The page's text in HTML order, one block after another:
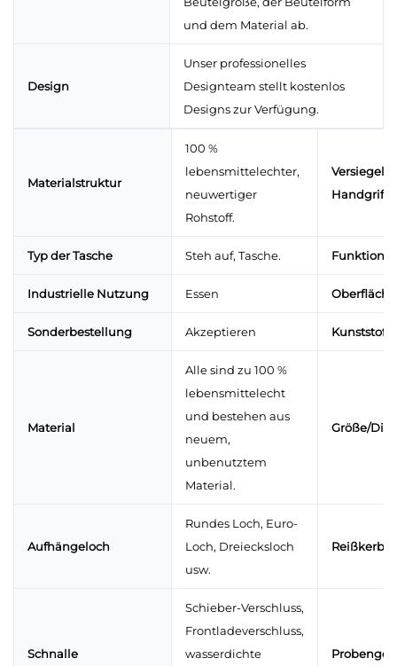
und dem Material ab.
Design
Unser professionelles
Designteam stellt kostenlos
Designs zur Verfügung.
Materialstruktur
100 %
lebensmittelechter,
neuwertiger
Rohstoff.
Handgriffe
Typ der Tasche Steh auf, Tasche. Funktion
Industrielle Nutzung Essen
Sonderbestellung Akzeptieren
Material
Alle sind zu 100 %
lebensmittelecht
und bestehen aus
neuem,
unbenutztem
Material.
Größe/
Aufhängeloch
Rundes Loch, Euro-
Loch, Dreiecksloch
usw.
Reißkerbe
Schnalle
Schieber-Verschluss,
Frontladeverschluss,
wasserdichte